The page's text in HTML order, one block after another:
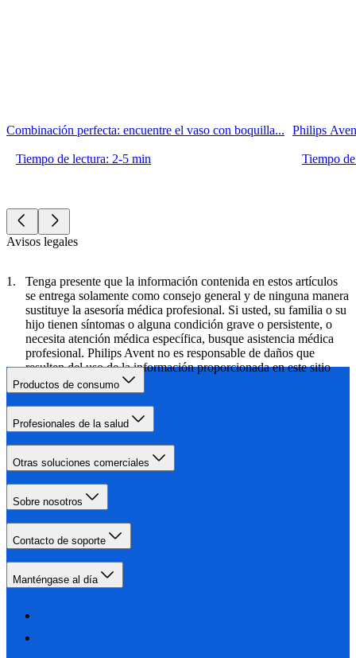
Combinación perfecta: encuentre el vaso con boquilla...
Tiempo de lectura: 2-5 min
Philips
Tiempo
Avisos legales
Tenga presente que la información contenida en estos artículos
se entrega solamente como consejo general y de ninguna manera
sustituye la asesoría médica profesional. Si usted, su familia o su
hijo tienen síntomas o alguna condición grave o persistente, o
necesita atención médica específica, busque asistencia médica
profesional. Philips Avent no es responsable de daños que
resulten del uso de la información proporcionada en este sitio
web.
Productos de consumo
Profesionales de la salud
Otras soluciones comerciales
Sobre nosotros
Contacto de soporte
Manténgase al día